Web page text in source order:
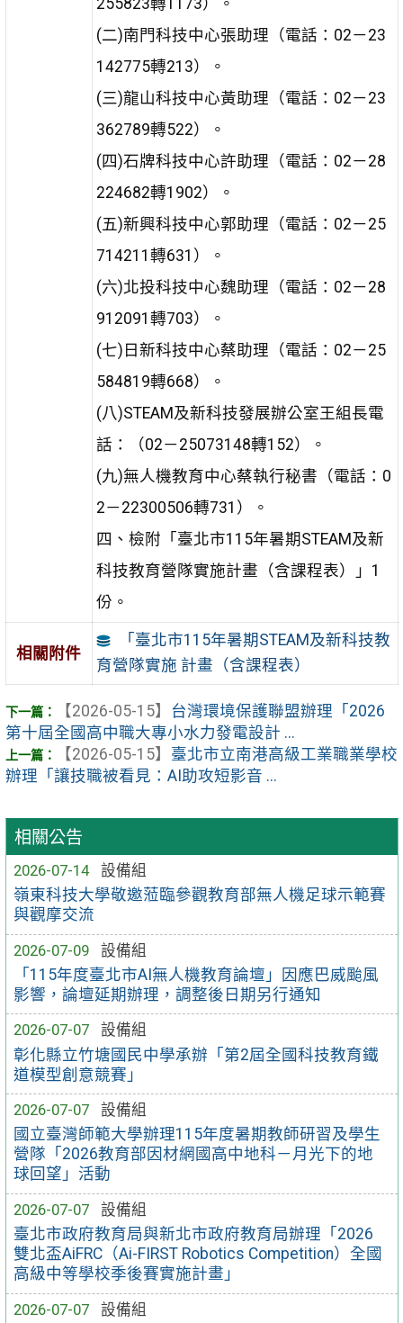
相關公告
2026-07-14
設備組
嶺東科技大學敬邀蒞臨參觀教育部無人機足球示範賽
與觀摩交流
2026-07-09
設備組
「115年度臺北市AI無人機教育論壇」因應巴威颱風
影響，論壇延期辦理，調整後日期另行通知
2026-07-07
設備組
彰化縣立竹塘國民中學承辦「第2屆全國科技教育鐵
道模型創意競賽」
2026-07-07
設備組
國立臺灣師範大學辦理115年度暑期教師研習及學生
營隊「2026教育部因材網國高中地科－月光下的地
球回望」活動
2026-07-07
設備組
臺北市政府教育局與新北市政府教育局辦理「2026
雙北盃AiFRC（Ai-FIRST Robotics Competition）全國
高級中等學校季後賽實施計畫」
2026-07-07
設備組
(二)南門科技中心張助理（電話：02－23
142775轉213）。
(三)龍山科技中心黃助理（電話：02－23
362789轉522）。
(四)石牌科技中心許助理（電話：02－28
224682轉1902）。
(五)新興科技中心郭助理（電話：02－25
714211轉631）。
(六)北投科技中心魏助理（電話：02－28
912091轉703）。
(七)日新科技中心蔡助理（電話：02－25
584819轉668）。
(八)STEAM及新科技發展辦公室王組長電
話：（02－25073148轉152）。
(九)無人機教育中心蔡執行秘書（電話：0
2－22300506轉731）。
四、檢附「臺北市115年暑期STEAM及新
科技教育營隊實施計畫（含課程表）」1
份。
相關附件
「臺北市115年暑期STEAM及新科技教
育營隊實施 計畫（含課程表）
【2026-05-15】
台灣環境保護聯盟辦理「2026
第十屆全國高中職大專小水力發電設計 ...
【2026-05-15】 臺北市立南港高級工業職業學校
辦理「讓技職被看見：AI助攻短影音 ...